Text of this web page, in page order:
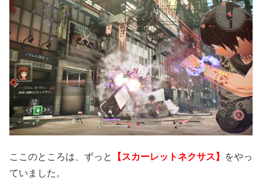
ここのところは、ずっと 【スカーレットネクサス】
をやっ
ていました。